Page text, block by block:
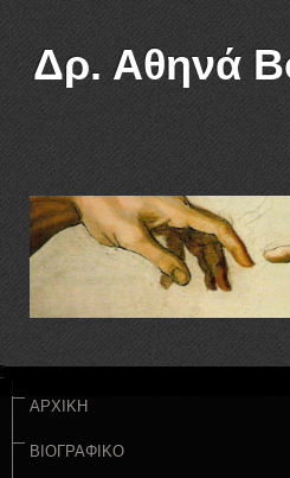
Δρ. Αθηνά
ΑΡΧΙΚΗ
ΒΙΟΓΡΑΦΙΚΟ